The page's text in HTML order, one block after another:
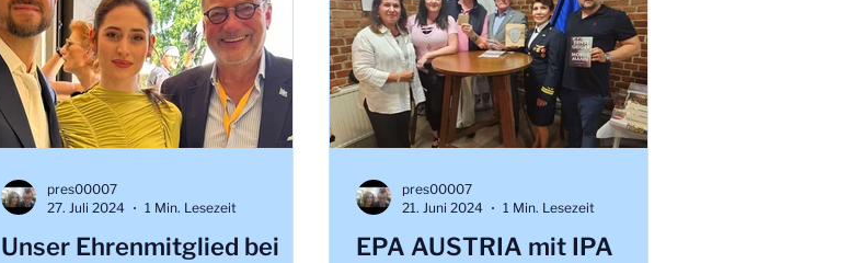
Unser Ehrenmitglied bei
pres00007
27. Juli 2024
1 Min. Lesezeit
EPA AUSTRIA mit IPA
pres00007
21. Juni 2024
1 Min. Lesezeit